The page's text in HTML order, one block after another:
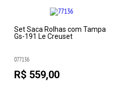
Set Saca Rolhas com Tampa
Gs-191 Le Creuset
077136
R$ 559,00